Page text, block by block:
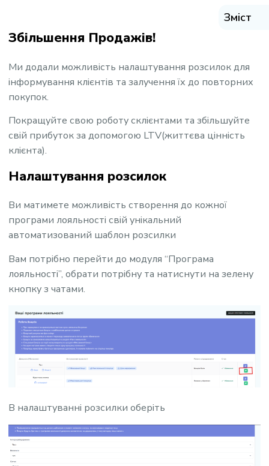
Збільшення Продажів!
Ми додали можливість налаштування розсилок для
інформування клієнтів та залучення їх до повторних
покупок.
Покращуйте свою роботу склієнтами та збільшуйте
свій прибуток за допомогою LTV(життєва цінність
клієнта).
Налаштування розсилок
Ви матимете можливість створення до кожної
програми лояльності свій унікальний
автоматизований шаблон розсилки
Вам потрібно перейти до модуля “Програма
лояльності”, обрати потрібну та натиснути на зелену
кнопку з чатами.
В налаштуванні розсилки оберіть
Зміст